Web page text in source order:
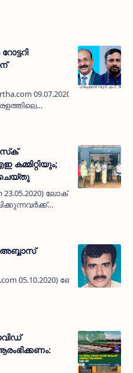
09.07.2020) തമിഴ്നാട്ടിലെ
ചെയ്തു
23.05.2020) ലോക്
ഈസ്‌ക്
യുഎഇ
അബ്ബാസ്
05.10.2020) ബോവിക്കാനം
ഞായറാഴ്ച
പരേതരായ